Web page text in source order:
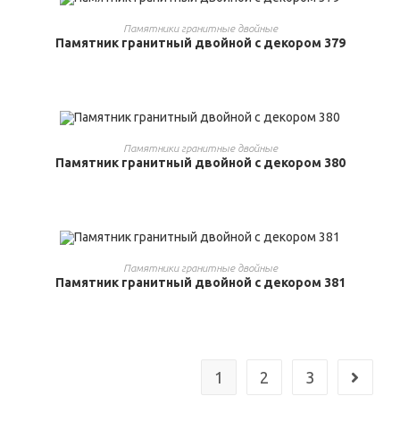
Памятники гранитные двойные
Памятник гранитный двойной с декором 379
Памятники гранитные двойные
Памятник гранитный двойной с декором 380
Памятники гранитные двойные
Памятник гранитный двойной с декором 381
1 2 3